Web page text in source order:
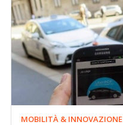
MOBILITÀ & INNOVAZIONE